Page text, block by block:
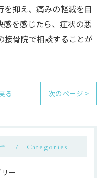
抑え、痛みの軽減を目
を感じたら、症状の悪
接骨院で相談することが
る 次のページ >
Categories
ー